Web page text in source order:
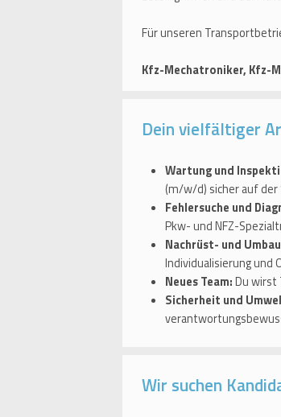
Für unseren
Kfz-Mechatroniker, Kfz-
Dein vielfältiger
Wartung und
(m/w/d) sicher auf
Fehlersuche und
Pkw- und NFZ-
Nachrüst- und
Individualisierung und
Neues Team:Du wirst
Sicherheit und
Wir suchen